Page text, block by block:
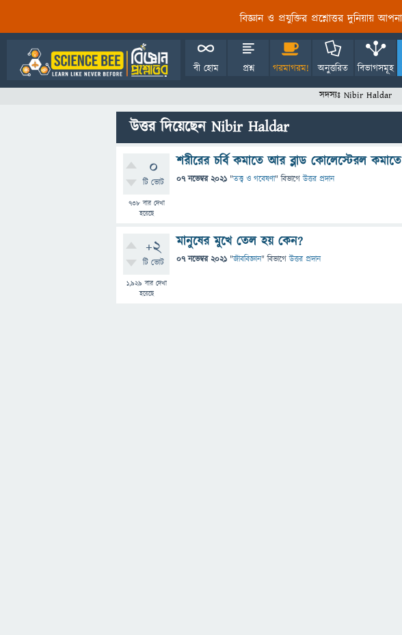
বিজ্ঞান ও প্রযুক্তির প্রশ্নোত্তর দুনিয়ায়
বী হোম প্রশ্ন গরমাগরম! অনুত্তরিত বিভাগসমূহ
সদস্যঃ Nibir Haldar
উত্তর দিয়েছেন Nibir Haldar
0
টি ভোট
738বার দেখা
হয়েছে
শরীরের চর্বি কমাতে আর ব্লাড কোলেস্টেরল
07 নভেম্বর 2021 "তত্ত্ব ও গবেষণা" বিভাগে উত্তর প্রদান
+2
টি ভোট
1,929 বার দেখা
হয়েছে
মানুষের মুখে তেল হয় কেন?
07 নভেম্বর 2021 "জীববিজ্ঞান" বিভাগে উত্তর প্রদান